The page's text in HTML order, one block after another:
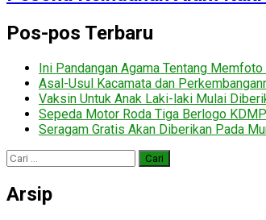
Pos-pos Terbaru
Ini Pandangan Agama Tentang
Asal-Usul Kacamata dan
Vaksin Untuk Anak Laki-laki Mulai
Sepeda Motor Roda Tiga Berlogo
Seragam Gratis Akan Diberikan Pada
Cari
untuk:
Arsip